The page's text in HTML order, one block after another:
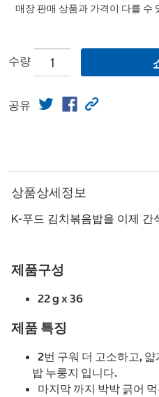
매장 판매 상품과 가격이 다를 수
수량
공유
상품상세정보
K-푸드 김치볶음밥을 이제 간
제품구성
22 g x 36
제품 특징
2번 구워 더 고소하고,
밥 누룽지 입니다.
마지막 까지 박박 긁어